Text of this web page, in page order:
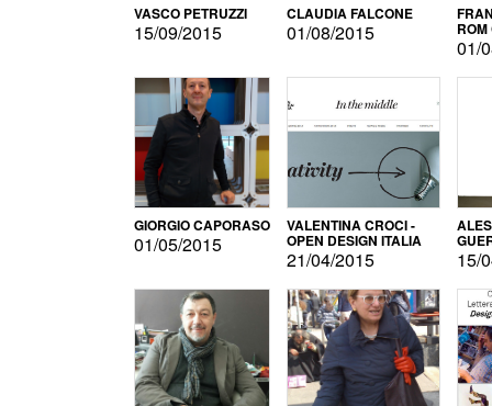
VASCO PETRUZZI
15/09/2015
CLAUDIA FALCONE
01/08/2015
01/
GIORGIO CAPORASO
01/05/2015
VALENTINA CROCI -
OPEN DESIGN ITALIA
21/04/2015 15/